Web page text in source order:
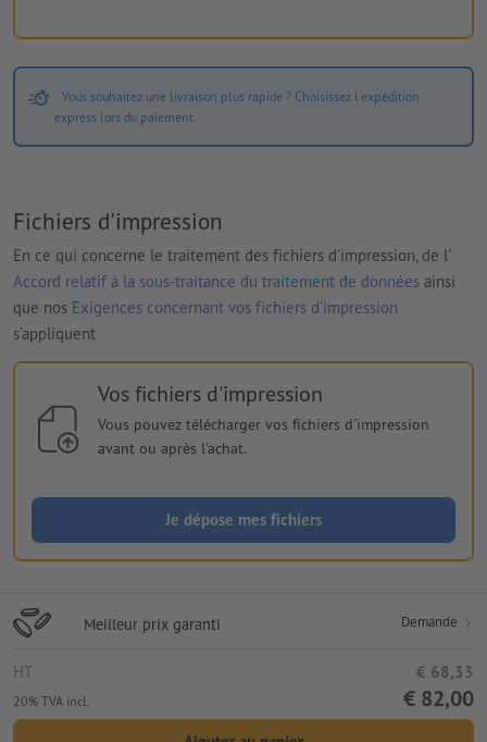
Vous souhaitez une livraison plus rapide ? Choisissez l'expédition
express lors du paiement.
Fichiers d'impression
En ce qui concerne le traitement des fichiers d'impression, de l'
Accord relatif à la sous-traitance du traitement de données ainsi
que nos Exigences concernant vos fichiers d'impression
s'appliquent
Vos fichiers d'impression
Vous pouvez télécharger vos fichiers d'impression
avant ou après l'achat.
Je dépose mes fichiers
Meilleur prix garanti Demande
HT € 68,33
20% TVA incl. € 82,00